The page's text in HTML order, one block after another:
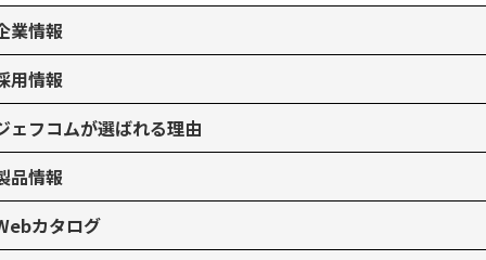
業情報
用情報
ェフコムが選ばれる理由
品情報
カタログ